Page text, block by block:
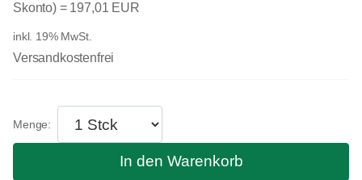
Skonto) = 197,01 EUR
inkl. 19% MwSt.
Versandkostenfrei
In den Warenkorb